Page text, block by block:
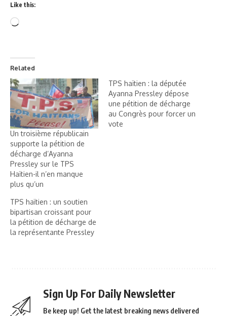
Like this:
Related
Un troisième républicain
supporte la pétition de
décharge d’Ayanna
Pressley sur le TPS
Haïtien-il n’en manque
plus qu’un
TPS haïtien : la députée
Ayanna Pressley dépose
une pétition de décharge
au Congrès pour forcer un
vote
TPS haïtien : un soutien
bipartisan croissant pour
la pétition de décharge de
la représentante Pressley
Sign Up For Daily Newsletter
Be keep up! Get the latest breaking news delivered